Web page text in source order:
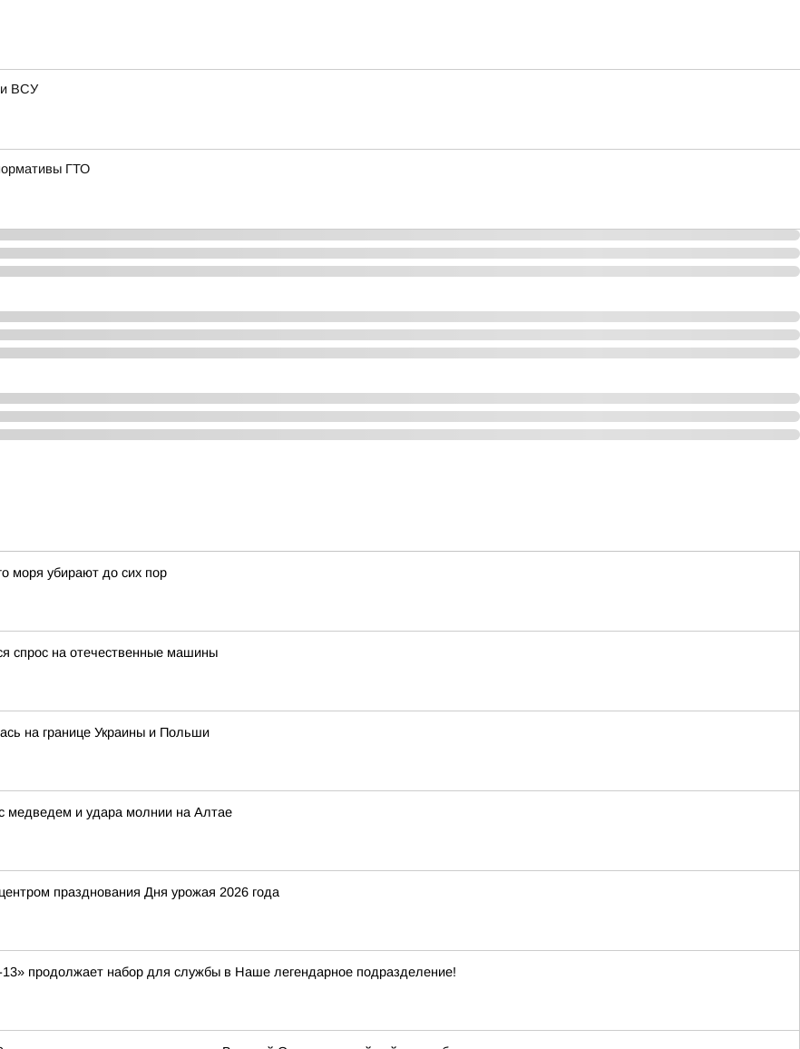
ВСУ
ГТО
моря убирают до сих пор
спрос на отечественные машины
на границе Украины и Польши
медведем и удара молнии на Алтае
празднования Дня урожая 2026 года
продолжает набор для службы в Наше легендарное подразделение!